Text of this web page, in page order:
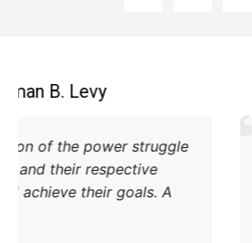
Excellent explanation of the
od Iran and Turkey and their
methods to try and achieve